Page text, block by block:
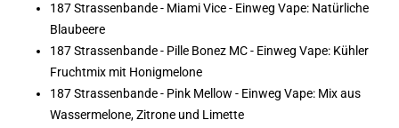
187 Strassenbande - Miami Vice - Einweg Vape: Natürliche
Blaubeere
187 Strassenbande - Pille Bonez MC - Einweg Vape: Kühler
Fruchtmix mit Honigmelone
187 Strassenbande - Pink Mellow - Einweg Vape: Mix aus
Wassermelone, Zitrone und Limette